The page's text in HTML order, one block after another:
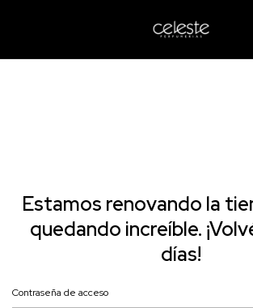
Estamos renovando la
quedando increíble.
días!
Contraseña de acceso